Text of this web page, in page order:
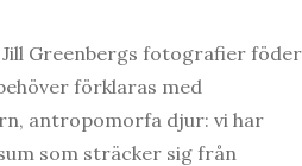
Greenbergs fotografier föder
förklaras med
antropomorfa djur: vi har
som sträcker sig från